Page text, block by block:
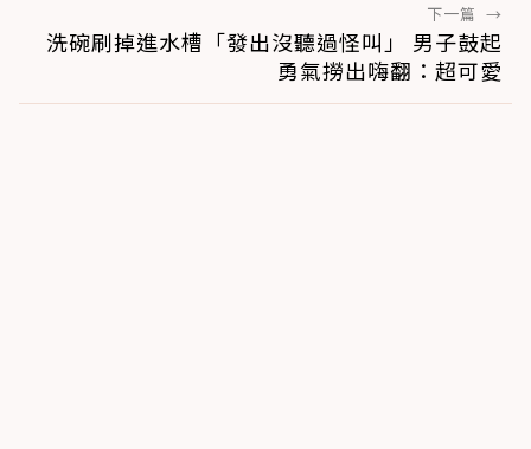
下一篇 →
洗碗刷掉進水槽「發出沒聽過怪叫」 男子鼓起
勇氣撈出嗨翻：超可愛